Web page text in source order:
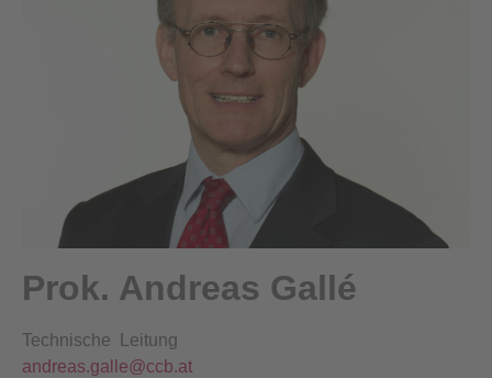
Prok. Andreas Gallé
Technische Leitung
andreas.galle@ccb.at